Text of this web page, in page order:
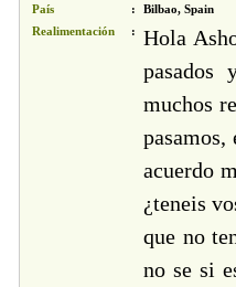
País
:
Bilbao, Spain
Realimentación
:
Hola
pasados
muchos
acuerdo
¿teneis
que no
no se si